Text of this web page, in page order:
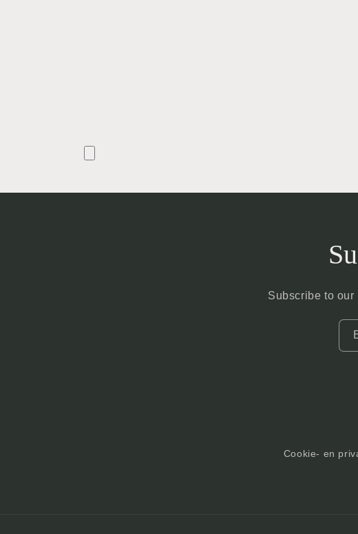
Subscribe to
Cookie- en